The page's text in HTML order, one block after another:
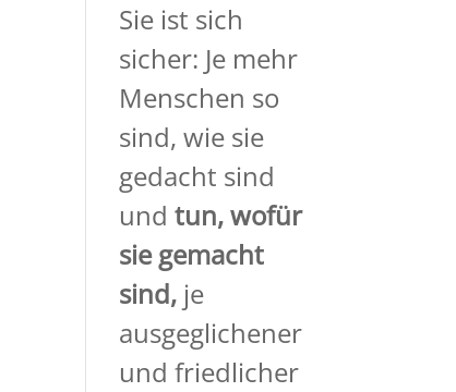
Sie ist sich
sicher: Je mehr
Menschen so
sind, wie sie
gedacht sind
undtun, wofür
sie gemacht
sind, je
ausgeglichener
und friedlicher